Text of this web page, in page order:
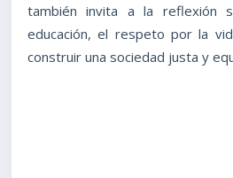
también invita a la reflexión
educación, el respeto por la
construir una sociedad justa y